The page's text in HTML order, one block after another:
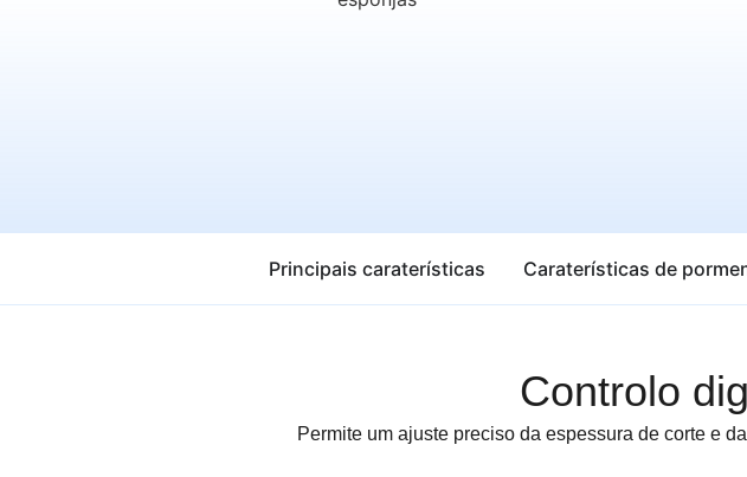
Principais caraterísticas Caraterísticas de
Controlo
Permite um ajuste preciso da espessura de corte e